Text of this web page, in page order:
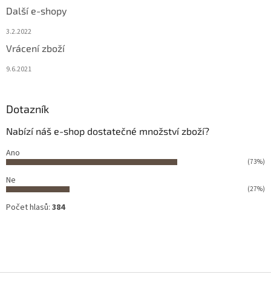
Další e-shopy
3.2.2022
Vrácení zboží
9.6.2021
Dotazník
Nabízí náš e-shop dostatečné množství zboží?
Ano
(73%)
Ne
(27%)
Počet hlasů: 384